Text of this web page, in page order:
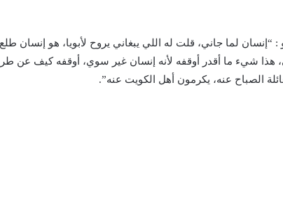
“إنسان لما جاني، قلت له اللي يبغاني يروح لأبويا، هو إنسان
شيء ما أقدر أوقفه لأنه إنسان غير سوي، أوقفه كيف عن
الصباح عنه، يكرمون أهل الكويت عنه”.